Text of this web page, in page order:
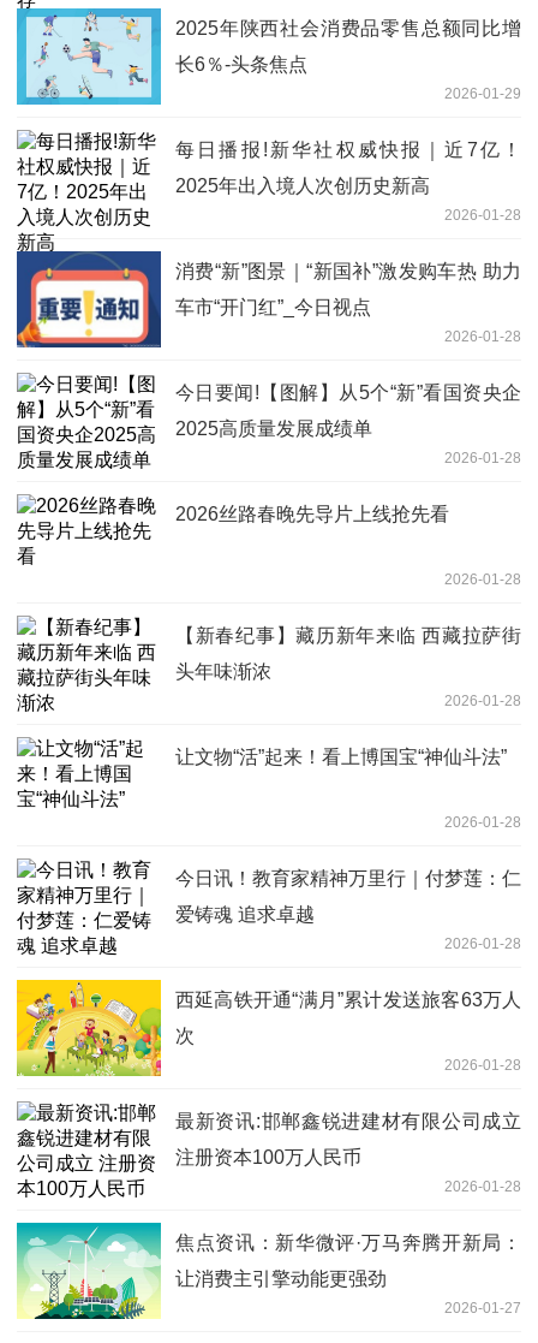
2025年陕西社会消费品零售总额同比增
长6％-头条焦点
2026-01-29
每日播报!新华社权威快报｜近7亿！
2025年出入境人次创历史新高
2026-01-28
消费“新”图景｜“新国补”激发购车热 助力
车市“开门红”_今日视点
2026-01-28
今日要闻!【图解】从5个“新”看国资央企
2025高质量发展成绩单
2026-01-28
2026丝路春晚先导片上线抢先看
2026-01-28
【新春纪事】藏历新年来临 西藏拉萨街
头年味渐浓
2026-01-28
让文物“活”起来！看上博国宝“神仙斗法”
2026-01-28
今日讯！教育家精神万里行｜付梦莲：仁
爱铸魂 追求卓越
2026-01-28
西延高铁开通“满月”累计发送旅客63万人
次
2026-01-28
最新资讯:邯郸鑫锐进建材有限公司成立
注册资本100万人民币
2026-01-28
焦点资讯：新华微评·万马奔腾开新局：
让消费主引擎动能更强劲
2026-01-27